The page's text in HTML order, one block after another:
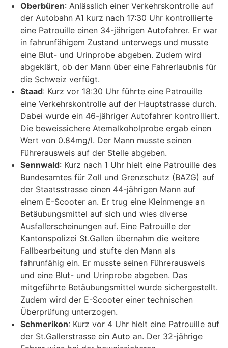
Oberbüren: Anlässlich einer Verkehrskontrolle auf
der Autobahn A1 kurz nach 17:30 Uhr kontrollierte
eine Patrouille einen 34-jährigen Autofahrer. Er war
in fahrunfähigem Zustand unterwegs und musste
eine Blut- und Urinprobe abgeben. Zudem wird
abgeklärt, ob der Mann über eine Fahrerlaubnis für
die Schweiz verfügt.
Staad: Kurz vor 18:30 Uhr führte eine Patrouille
eine Verkehrskontrolle auf der Hauptstrasse durch.
Dabei wurde ein 46-jähriger Autofahrer kontrolliert.
Die beweissichere Atemalkoholprobe ergab einen
Wert von 0.84mg/l. Der Mann musste seinen
Führerausweis auf der Stelle abgeben.
Sennwald: Kurz nach 1 Uhr hielt eine Patrouille des
Bundesamtes für Zoll und Grenzschutz (BAZG) auf
der Staatsstrasse einen 44-jährigen Mann auf
einem E-Scooter an. Er trug eine Kleinmenge an
Betäubungsmittel auf sich und wies diverse
Ausfallerscheinungen auf. Eine Patrouille der
Kantonspolizei St.Gallen übernahm die weitere
Fallbearbeitung und stufte den Mann als
fahrunfähig ein. Er musste seinen Führerausweis
und eine Blut- und Urinprobe abgeben. Das
mitgeführte Betäubungsmittel wurde sichergestellt.
Zudem wird der E-Scooter einer technischen
Überprüfung unterzogen.
Schmerikon: Kurz vor 4 Uhr hielt eine Patrouille auf
der St.Gallerstrasse ein Auto an. Der 32-jährige